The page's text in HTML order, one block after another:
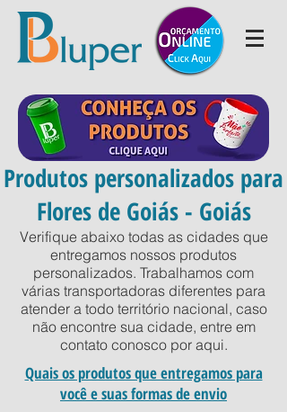
Produtos personalizados para
Flores de Goiás - Goiás
Verifique abaixo todas as cidades que
entregamos nossos produtos
personalizados. Trabalhamos com
várias transportadoras diferentes para
atender a todo território nacional, caso
não encontre sua cidade, entre em
contato conosco por aqui.
Quais os produtos que entregamos para
você e suas formas de envio